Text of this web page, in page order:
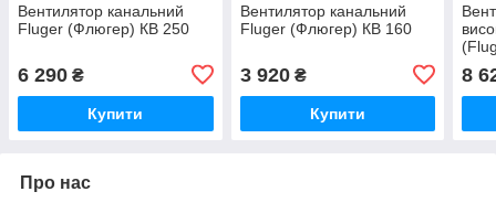
Вентилятор канальний
Fluger (Флюгер) КВ 250
6 290 ₴
Купити
Вентилятор канальний
Fluger (Флюгер) КВ 160
3 920₴
Купити
8
Про нас